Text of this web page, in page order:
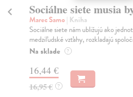
Sociálne siete musia
Marec Samo| Kniha
Sociálne siete nám ubližujú ako
medziľudské vzťahy, rozkladajú
Na sklade ?
16,44 €
16,95 € ?